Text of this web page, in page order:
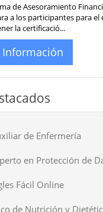
de Asesoramiento
a los participantes para el
la certificació...
Información
de Enfermería
en Protección de
Fácil Online
de Nutrición y